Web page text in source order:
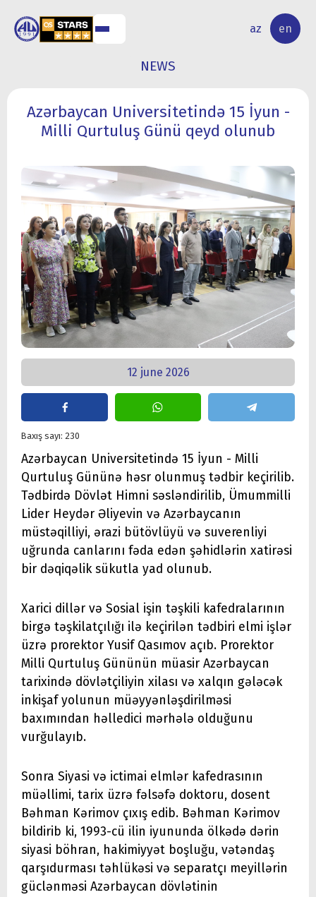
az en
RESEARCH
ACTIVITY
NEWS
Azərbaycan Universitetində 15 İyun -
Milli Qurtuluş Günü qeyd olunub
12 june 2026
Baxış sayı: 230
Azərbaycan Universitetində 15 İyun - Milli
Qurtuluş Gününə həsr olunmuş tədbir keçirilib.
Tədbirdə Dövlət Himni səsləndirilib, Ümummilli
Lider Heydər Əliyevin və Azərbaycanın
müstəqilliyi, ərazi bütövlüyü və suverenliyi
uğrunda canlarını fəda edən şəhidlərin xatirəsi
bir dəqiqəlik sükutla yad olunub.
Xarici dillər və Sosial işin təşkili kafedralarının
birgə təşkilatçılığı ilə keçirilən tədbiri elmi işlər
üzrə prorektor Yusif Qasımov açıb. Prorektor
Milli Qurtuluş Gününün müasir Azərbaycan
tarixində dövlətçiliyin xilası və xalqın gələcək
inkişaf yolunun müəyyənləşdirilməsi
baxımından həlledici mərhələ olduğunu
vurğulayıb.
Sonra Siyasi və ictimai elmlər kafedrasının
müəllimi, tarix üzrə fəlsəfə doktoru, dosent
Bəhman Kərimov çıxış edib. Bəhman Kərimov
bildirib ki, 1993-cü ilin iyununda ölkədə dərin
siyasi böhran, hakimiyyət boşluğu, vətəndaş
qarşıdurması təhlükəsi və separatçı meyillərin
güclənməsi Azərbaycan dövlətinin